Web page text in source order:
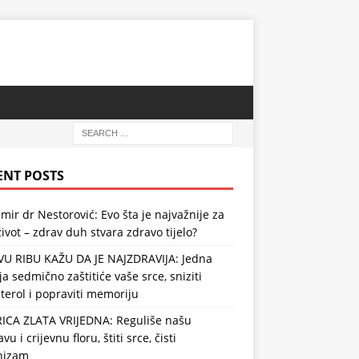
POSTS
dr Nestorović: Evo šta je najvažnije za
– zdrav duh stvara zdravo tijelo?
RIBU KAŽU DA JE NAJZDRAVIJA: Jedna
sedmično zaštitiće vaše srce, sniziti
i popraviti memoriju
ZLATA VRIJEDNA: Reguliše našu
i crijevnu floru, štiti srce, čisti